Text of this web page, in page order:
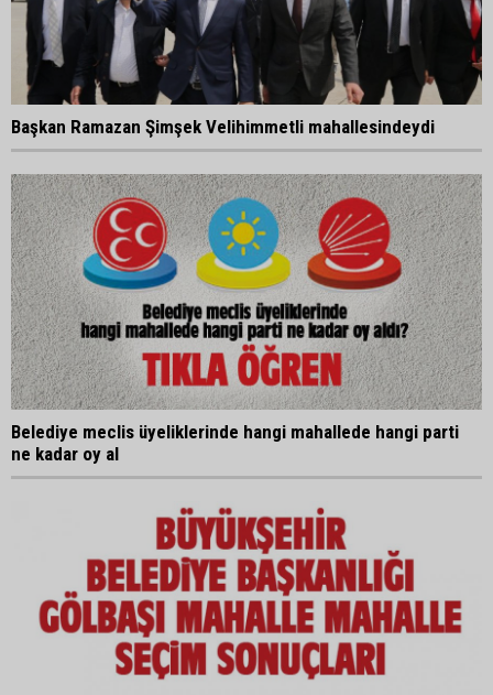
Başkan Ramazan Şimşek Velihimmetli mahallesindeydi
Belediye meclis üyeliklerinde hangi mahallede hangi parti
ne kadar oy al